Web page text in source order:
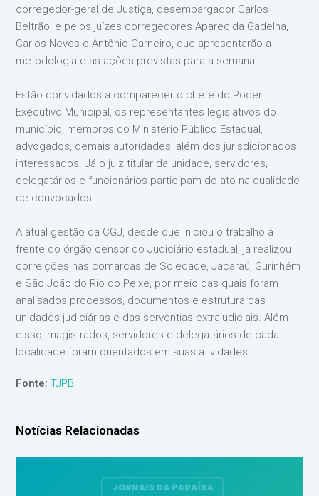
corregedor-geral de Justiça, desembargador Carlos
Beltrão, e pelos juízes corregedores Aparecida Gadelha,
Carlos Neves e Antônio Carneiro, que apresentarão a
metodologia e as ações previstas para a semana.
Estão convidados a comparecer o chefe do Poder
Executivo Municipal, os representantes legislativos do
município, membros do Ministério Público Estadual,
advogados, demais autoridades, além dos jurisdicionados
interessados. Já o juiz titular da unidade, servidores,
delegatários e funcionários participam do ato na qualidade
de convocados.
A atual gestão da CGJ, desde que iniciou o trabalho à
frente do órgão censor do Judiciário estadual, já realizou
correições nas comarcas de Soledade, Jacaraú, Gurinhém
e São João do Rio do Peixe, por meio das quais foram
analisados processos, documentos e estrutura das
unidades judiciárias e das serventias extrajudiciais. Além
disso, magistrados, servidores e delegatários de cada
localidade foram orientados em suas atividades.
Fonte: TJPB
Notícias Relacionadas